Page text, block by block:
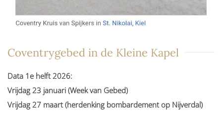
Coventrygebed in de Kleine Kapel
Data 1e helft 2026:
Vrijdag 23 januari (Week van Gebed)
Vrijdag 27 maart (herdenking bombardement op Nijverdal)